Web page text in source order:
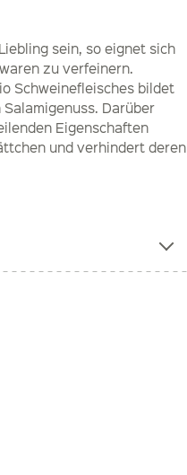
sein, so eignet sich
zu verfeinern.
Schweinefleisches bildet
Darüber
Eigenschaften
und verhindert deren